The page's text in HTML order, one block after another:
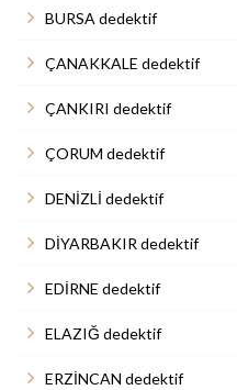
BURSA dedektif
ÇANAKKALE dedektif
ÇANKIRI dedektif
ÇORUM dedektif
DENİZLİ dedektif
DİYARBAKIR dedektif
EDİRNE dedektif
ELAZIĞ dedektif
ERZİNCAN dedektif